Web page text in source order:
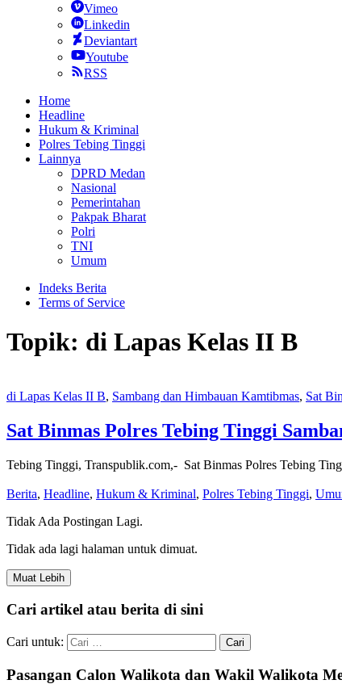
Vimeo
Linkedin
Deviantart
Youtube
RSS
Home
Headline
Hukum & Kriminal
Polres Tebing Tinggi
Lainnya
DPRD Medan
Nasional
Pemerintahan
Pakpak Bharat
Polri
TNI
Umum
Indeks Berita
Terms of Service
Topik: di Lapas Kelas II B
di Lapas Kelas II B, Sambang dan Himbauan Kamtibmas, Sat
Sat Binmas Polres Tebing Tinggi
Tebing Tinggi, Transpublik.com,- Sat Binmas Polres Tebing
Berita, Headline, Hukum & Kriminal, Polres Tebing Tinggi,
Tidak Ada Postingan Lagi.
Tidak ada lagi halaman untuk dimuat.
Muat Lebih
Cari artikel atau berita di sini
Cari untuk:
Pasangan Calon Walikota dan Wakil Walikota